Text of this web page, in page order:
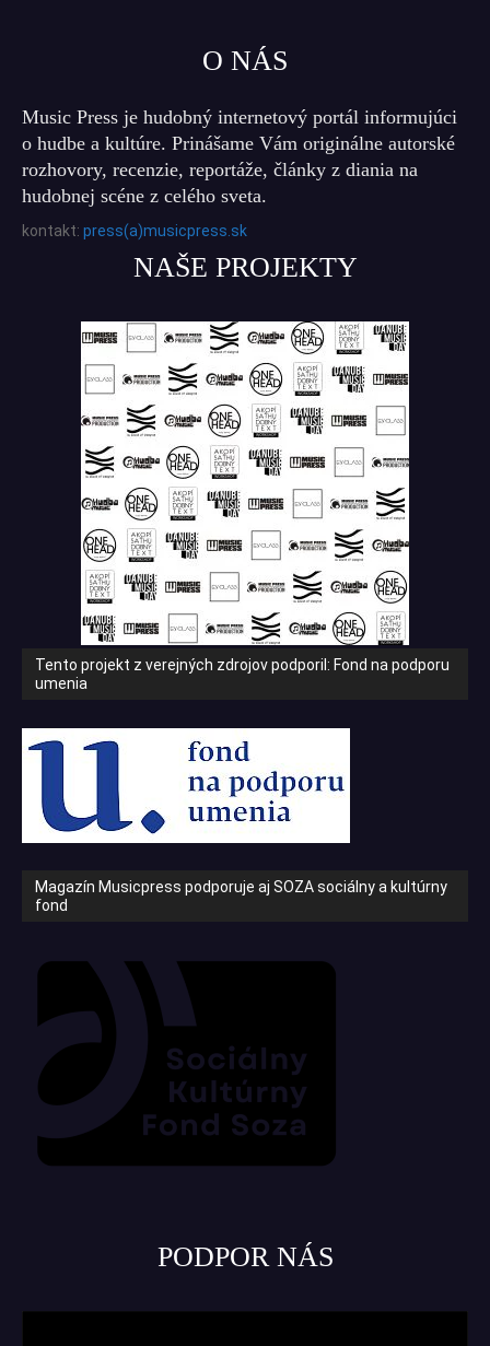
O NÁS
Music Press je hudobný internetový portál informujúci
o hudbe a kultúre. Prinášame Vám originálne autorské
rozhovory, recenzie, reportáže, články z diania na
hudobnej scéne z celého sveta.
kontakt: press(a)musicpress.sk
NAŠE PROJEKTY
Tento projekt z verejných zdrojov podporil: Fond na podporu
umenia
Magazín Musicpress podporuje aj SOZA sociálny a kultúrny
fond
PODPOR NÁS